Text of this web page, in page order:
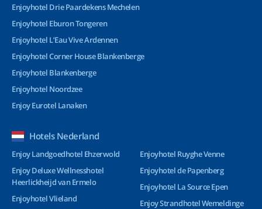
Enjoyhotel Drie Paardekens Mechelen
Enjoyhotel Eburon Tongeren
Enjoyhotel L’Eau Vive Ardennen
Enjoyhotel Corner House Blankenberge
Enjoyhotel Blankenberge
Enjoyhotel Noordzee
Enjoy Eurotel Lanaken
Hotels Nederland
Enjoy Landgoedhotel Ehzerwold
Enjoy Deluxe Wellnesshotel
Heerlickheijd van Ermelo
Enjoyhotel Vlieland
Enjoyhotel Ruyghe Venne
Enjoyhotel de Papenberg
Enjoyhotel La Source Epen
Enjoy Strandhotel Wemeldinge